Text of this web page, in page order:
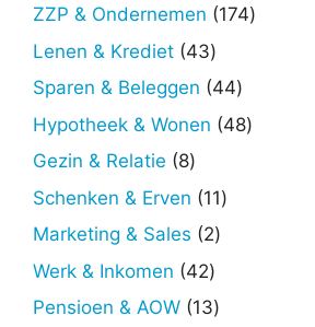
ZZP & Ondernemen 174174
Lenen & Krediet 4343
producten
Sparen & Beleggen 4444
producten
Hypotheek & Wonen 4848
Gezin & Relatie 88
producten
Schenken & Erven 1111
Marketing & Sales 22
Werk & Inkomen 4242
producten
Pensioen & AOW 1313